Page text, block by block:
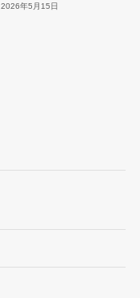
2026年5月15日